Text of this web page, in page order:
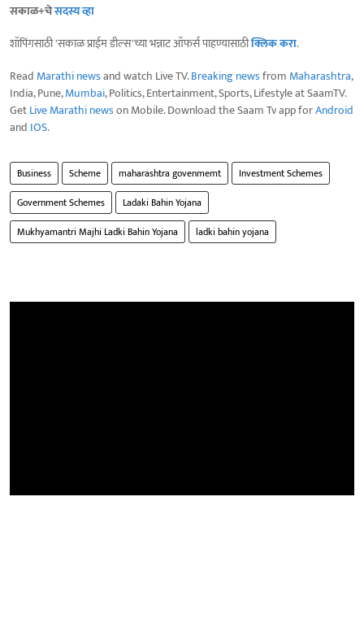
सकाळ+चेसदस्य व्हा
शॉपिंगसाठी 'सकाळ प्राईम डील्स'च्या भन्नाट ऑफर्स पाहण्यासाठीक्लिक करा.
Read Marathi newsand watch Live TV.Breaking newsfrom Maharashtra,
India, Pune,Mumbai, Politics, Entertainment, Sports, Lifestyle at SaamTV.
GetLive Marathi newson Mobile. Download the Saam Tv app forAndroid
and IOS.
Business Scheme maharashtra govenmemt
Investment Schemes
Government Schemes
Ladaki Bahin Yojana
Mukhyamantri Majhi Ladki Bahin Yojana
ladki bahin yojana